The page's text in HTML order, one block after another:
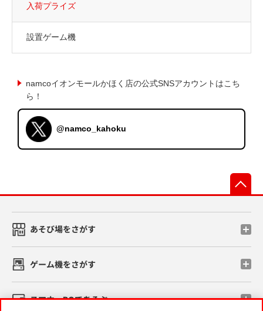
入荷プライズ
設置ゲーム機
namcoイオンモールかほく店の公式SNSアカウントはこち
ら！
@namco_kahoku
あそび場をさがす
ゲーム機をさがす
スマホ・PCであそぶ